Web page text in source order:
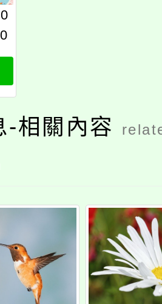
-相關內容